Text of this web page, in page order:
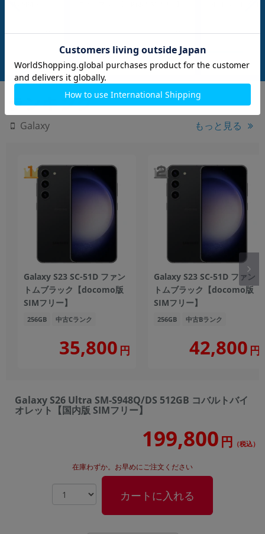
付属品: 箱/USBケーブル(CtoC)/Sペン/SIM取り出し用ピン/マニュアル
259,800 円 (税込)
付属品: 箱/USBケーブル(CtoC)/Sペン/SIM取り出し用ピン/マニュアル
未使用品 259,800 円 (税込) 未使用品
Galaxy もっと見る
Galaxy S23 SC-51D ファン
トムブラック【docomo版
SIMフリー】
256GB 中古Cランク
35,800 円
Galaxy S23 SC-51D ファン
トムブラック【docomo版
SIMフリー】
256GB 中古Bランク
42,800 円
Galaxy S26 Ultra SM-S948Q/DS 512GB コバルトバイ
オレット【国内版 SIMフリー】
199,800 円 （税込）
在庫わずか。お早めにご注文ください
カートに入れる